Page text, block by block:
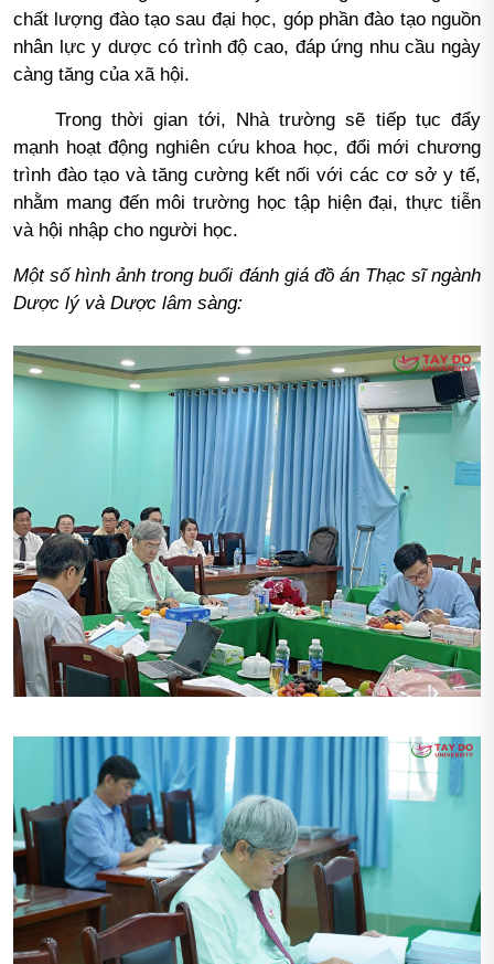
chất lượng đào tạo sau đại học, góp phần đào tạo nguồn
nhân lực y dược có trình độ cao, đáp ứng nhu cầu ngày
càng tăng của xã hội.
Trong thời gian tới, Nhà trường sẽ tiếp tục đẩy
mạnh hoạt động nghiên cứu khoa học, đổi mới chương
trình đào tạo và tăng cường kết nối với các cơ sở y tế,
nhằm mang đến môi trường học tập hiện đại, thực tiễn
và hội nhập cho người học.
Một số hình ảnh trong buổi đánh giá đồ án Thạc sĩ ngành
Dược lý và Dược lâm sàng: